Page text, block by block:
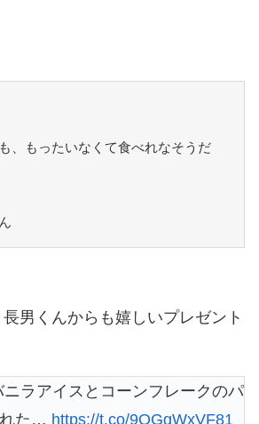
、もったいなくて食べれなそうだ
男くんからも嬉しいプレゼント
ラアイスとコーンフレークのパ
た… https://t.co/9QGgWxVF81